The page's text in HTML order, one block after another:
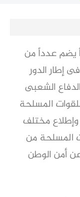
يضم عدداً من
إطار الدور
الشعبى
المسلحة
مختلف
المسلحة من
أمن الوطن